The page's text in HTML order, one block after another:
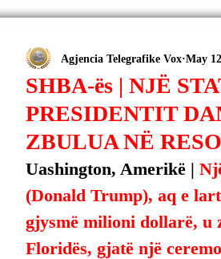
SHBA-ës | NJË
PRESIDENTIT
ZBULUA NË
Agjencia Telegrafike Vox May 12
Uashington, Amerikë |
(Donald Trump), aq e
gjysmë milioni dollarë, u
Floridës, gjatë një